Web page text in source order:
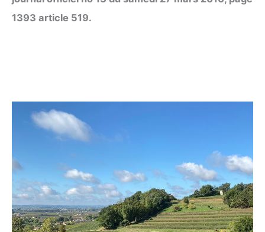
1393 article 519.